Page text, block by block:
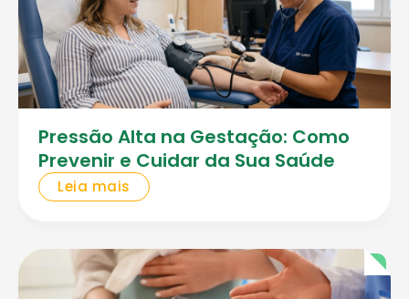
Pressão Alta na Gestação: Como
Prevenir e Cuidar da Sua Saúde
Leia mais